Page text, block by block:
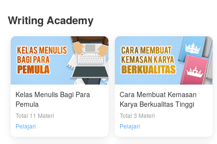
Writing Academy
Kelas Menulis Bagi Para
Pemula
Total 11 Materi
Pelajari
Cara Membuat Kemasan
Karya Berkualitas Tinggi
Total 3 Materi
Pelajari